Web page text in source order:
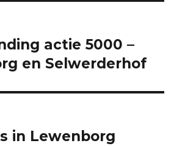
actie 5000 –
en Selwerderhof
in Lewenborg